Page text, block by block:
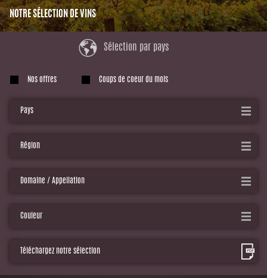
Spiritueux
Idées cadeaux
Rejoignez la passion
Contact
FACEBOOK
+352 26 36 10 15 (Hesperange)
NOTRE SÉLECTION DE VINS
Sélection par pays
Nos offres Coups de coeur du mois
Pays
Région
Domaine / Appellation
Couleur
Téléchargez notre sélection